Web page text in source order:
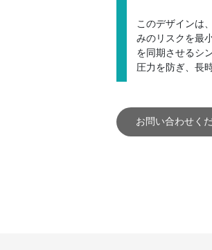
このデザインは
みのリスクを最
を同期させるシ
圧力を防ぎ、長
お問い合わせく